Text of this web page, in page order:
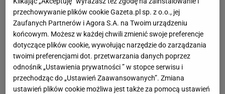
przechowywanie plików cookie Gazeta.pl sp. z o.o., jej
Zaufanych Partnerów i Agora S.A. na Twoim urządzeniu
końcowym. Możesz w każdej chwili zmienić swoje preferencje
dotyczące plików cookie, wywołując narzędzie do zarządzania
twoimi preferencjami dot. przetwarzania danych poprzez
odnośnik „Ustawienia prywatności ” w stopce serwisu i
przechodząc do „Ustawień Zaawansowanych”. Zmiana
ustawień plików cookie możliwa jest także za pomocą ustawień